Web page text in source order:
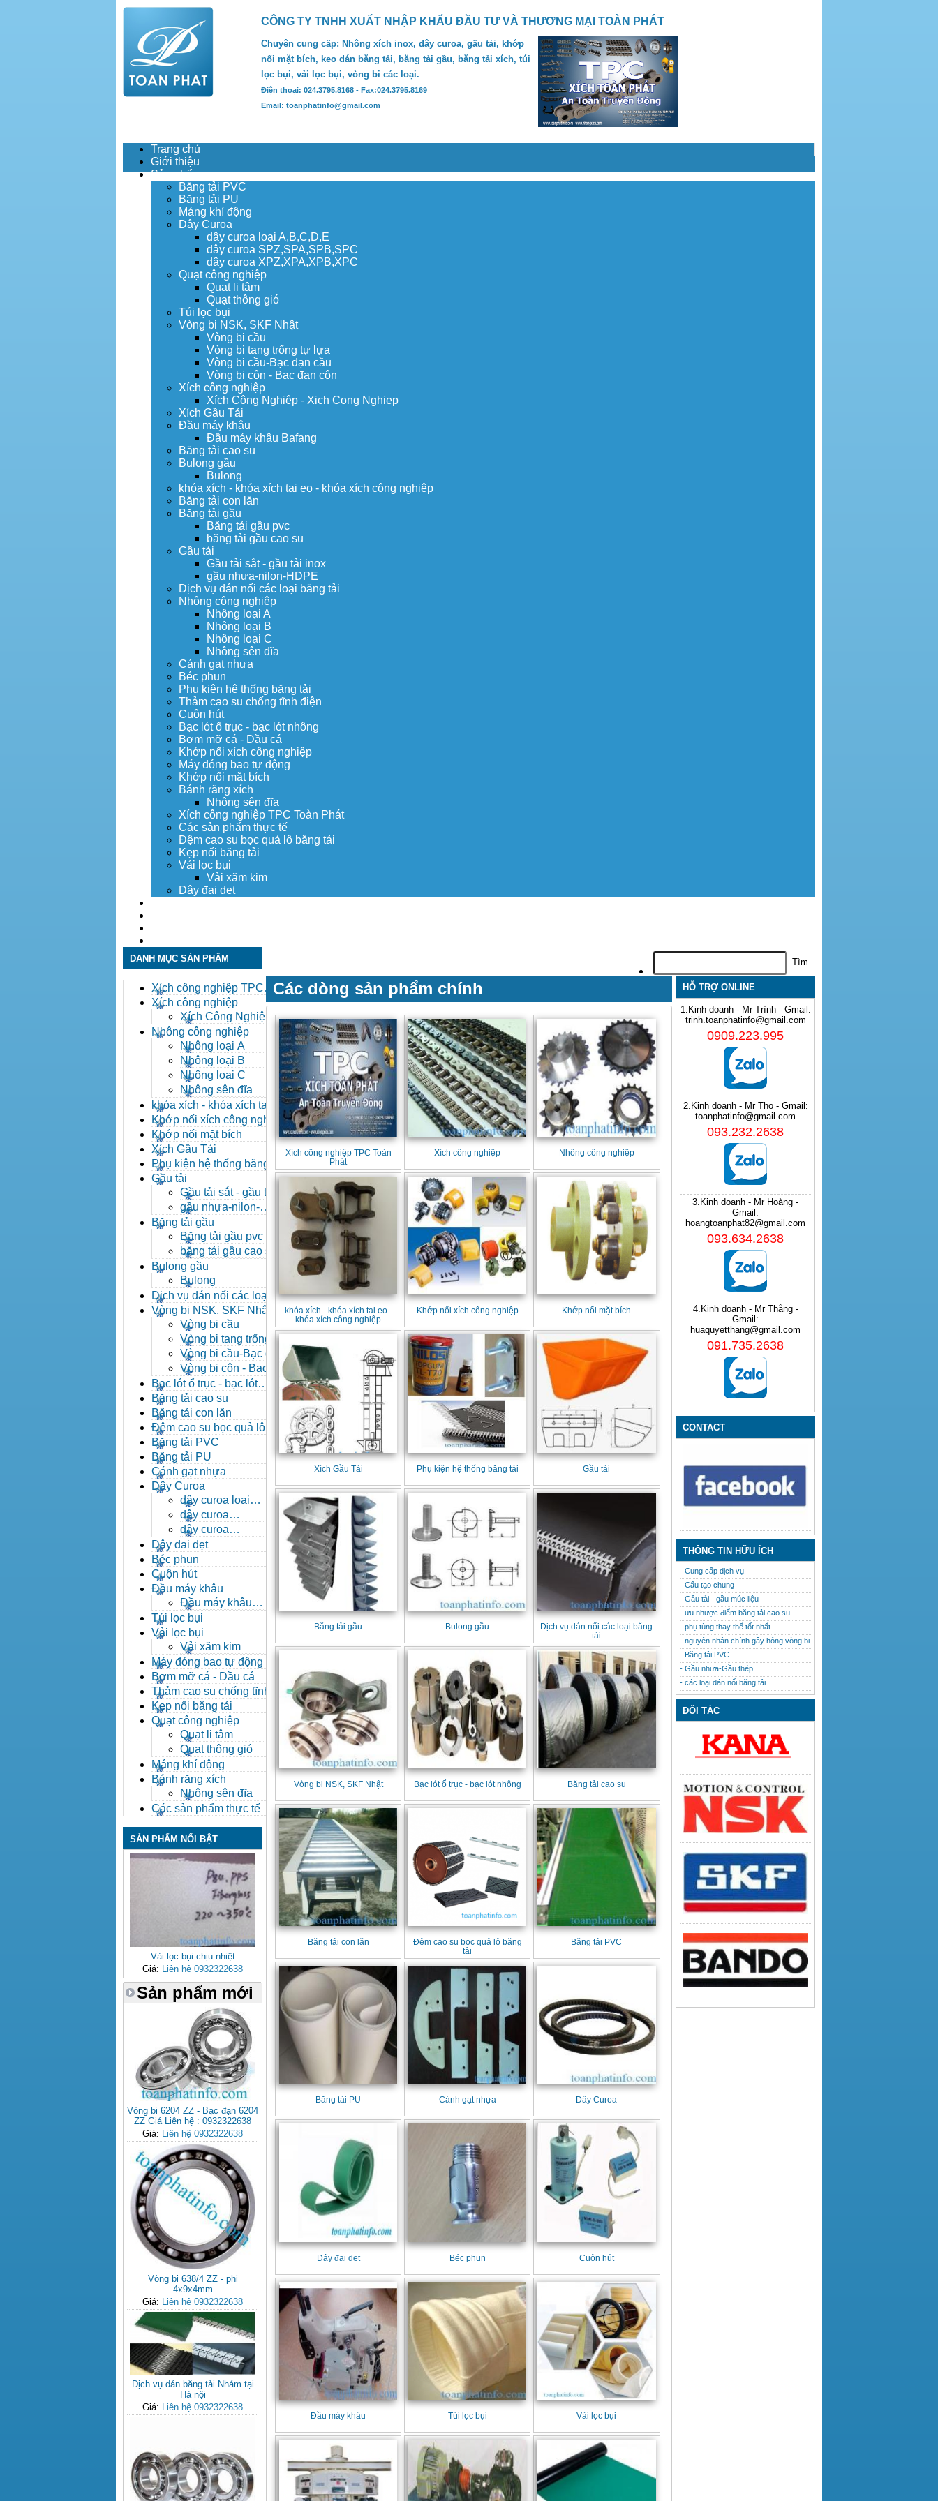
CÔNG TY TNHH XUẤT NHẬP KHẨU ĐẦU TƯ VÀ THƯƠNG MẠI TOÀN PHÁT
Chuyên cung cấp: Nhông xích inox, dây curoa, gầu tải, khớp
nối mặt bích, keo dán băng tải, băng tải gầu, băng tải xích, túi
lọc bụi, vải lọc bụi, vòng bi các loại.
Điện thoại: 024.3795.8168 - Fax:024.3795.8169
Email: toanphatinfo@gmail.com
Trang chủ
Giới thiệu
Sản phẩm
Băng tải PVC
Băng tải PU
Máng khí động
Dây Curoa
dây curoa loại A,B,C,D,E
dây curoa SPZ,SPA,SPB,SPC
dây curoa XPZ,XPA,XPB,XPC
Quạt công nghiệp
Quạt li tâm
Quạt thông gió
Túi lọc bụi
Vòng bi NSK, SKF Nhật
Vòng bi cầu
Vòng bi tang trống tự lựa
Vòng bi cầu-Bạc đạn cầu
Vòng bi côn - Bạc đạn côn
Xích công nghiệp
Xích Công Nghiệp - Xich Cong Nghiep
Xích Gầu Tải
Đầu máy khâu
Đầu máy khâu Bafang
Băng tải cao su
Bulong gầu
Bulong
khóa xích - khóa xích tai eo - khóa xích công nghiệp
Băng tải con lăn
Băng tải gầu
Băng tải gầu pvc
băng tải gầu cao su
Gầu tải
Gầu tải sắt - gầu tải inox
gầu nhựa-nilon-HDPE
Dịch vụ dán nối các loại băng tải
Nhông công nghiệp
Nhông loại A
Nhông loại B
Nhông loại C
Nhông sên đĩa
Cánh gạt nhựa
Béc phun
Phụ kiện hệ thống băng tải
Thảm cao su chống tĩnh điện
Cuộn hút
Bạc lót ổ trục - bạc lót nhông
Bơm mỡ cá - Dầu cá
Khớp nối xích công nghiệp
Máy đóng bao tự động
Khớp nối mặt bích
Bánh răng xích
Nhông sên đĩa
Xích công nghiệp TPC Toàn Phát
Các sản phẩm thực tế
Đệm cao su bọc quả lô băng tải
Kẹp nối băng tải
Vải lọc bụi
Vải xăm kim
Dây đai dẹt
DANH MỤC SẢN PHẨM
Xích công nghiệp TPC
Toàn Phát
Xích công nghiệp
Xích Công Nghiệp -
Xich Cong Nghiep
Nhông công nghiệp
Nhông loại A
Nhông loại B
Nhông loại C
Nhông sên đĩa
khóa xích - khóa xích tai eo
- khóa xích công nghiệp
Khớp nối xích công nghiệp
Khớp nối mặt bích
Xích Gầu Tải
Phụ kiện hệ thống băng tải
Gầu tải
Gầu tải sắt - gầu tải
inox
gầu nhựa-nilon-
HDPE
Băng tải gầu
Băng tải gầu pvc
băng tải gầu cao su
Bulong gầu
Bulong
Dịch vụ dán nối các loại
băng tải
Vòng bi NSK, SKF Nhật
Vòng bi cầu
Vòng bi tang trống tự
lựa
Vòng bi cầu-Bạc đạn
cầu
Vòng bi côn - Bạc
đạn côn
Bạc lót ổ trục - bạc lót
nhông
Băng tải cao su
Băng tải con lăn
Đệm cao su bọc quả lô
băng tải
Băng tải PVC
Băng tải PU
Cánh gạt nhựa
Dây Curoa
dây curoa loại
A,B,C,D,E
dây curoa
SPZ,SPA,SPB,SPC
dây curoa
XPZ,XPA,XPB,XPC
Dây đai dẹt
Béc phun
Cuộn hút
Đầu máy khâu
Đầu máy khâu
Bafang
Túi lọc bụi
Vải lọc bụi
Vải xăm kim
Máy đóng bao tự động
Bơm mỡ cá - Dầu cá
Thảm cao su chống tĩnh
điện
Kẹp nối băng tải
Quạt công nghiệp
Quạt li tâm
Quạt thông gió
Máng khí động
Bánh răng xích
Nhông sên đĩa
Các sản phẩm thực tế
SẢN PHẨM NỔI BẬT
Vải lọc bụi chịu nhiệt
Giá: Liên hệ 0932322638
Sản phẩm mới
Vòng bi 6204 ZZ - Bạc đạn 6204
ZZ Giá Liên hệ : 0932322638
Giá: Liên hệ 0932322638
Vòng bi 638/4 ZZ - phi
4x9x4mm
Giá: Liên hệ 0932322638
Dịch vụ dán băng tải Nhám tại
Hà nội
Giá: Liên hệ 0932322638
Các dòng sản phẩm chính
Xích công nghiệp TPC Toàn
Phát
Xích công nghiệp Nhông công nghiệp
khóa xích - khóa xích tai eo -
khóa xích công nghiệp
Khớp nối xích công nghiệp Khớp nối mặt bích
Xích Gầu Tải Phụ kiện hệ thống băng tải Gầu tải
Băng tải gầu Bulong gầu
Dịch vụ dán nối các loại băng
tải
Vòng bi NSK, SKF Nhật Bạc lót ổ trục - bạc lót nhông Băng tải cao su
Băng tải con lăn
Đệm cao su bọc quả lô băng
tải
Băng tải PVC
Băng tải PU Cánh gạt nhựa Dây Curoa
Dây đai dẹt Béc phun Cuộn hút
Đầu máy khâu Túi lọc bụi Vải lọc bụi
HỖ TRỢ ONLINE
1.Kinh doanh - Mr Trình - Gmail:
trinh.toanphatinfo@gmail.com
0909.223.995
2.Kinh doanh - Mr Thọ - Gmail:
toanphatinfo@gmail.com
093.232.2638
3.Kinh doanh - Mr Hoàng -
Gmail:
hoangtoanphat82@gmail.com
093.634.2638
4.Kinh doanh - Mr Thắng -
Gmail:
huaquyetthang@gmail.com
091.735.2638
CONTACT
THÔNG TIN HỮU ÍCH
- Cung cấp dịch vụ
- Cấu tạo chung
- Gầu tải - gầu múc liệu
- ưu nhược điểm băng tải cao su
- phụ tùng thay thế tốt nhất
- nguyên nhân chính gây hỏng vòng bi
- Băng tải PVC
- Gầu nhưa-Gầu thép
- các loại dán nối băng tải
ĐỐI TÁC